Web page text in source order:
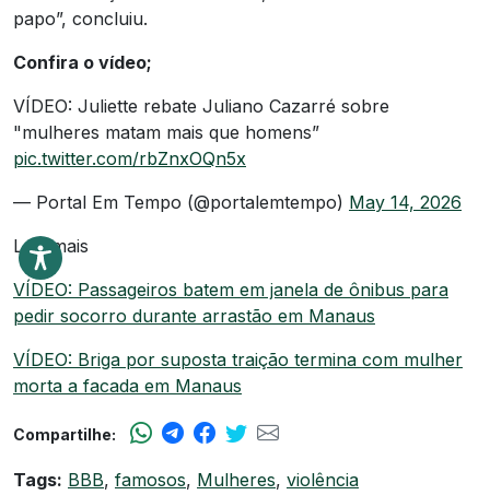
papo”, concluiu.
Confira o vídeo;
VÍDEO: Juliette rebate Juliano Cazarré sobre
"mulheres matam mais que homens”
pic.twitter.com/rbZnxOQn5x
— Portal Em Tempo (@portalemtempo) May 14, 2026
Leia mais
VÍDEO: Passageiros batem em janela de ônibus para
pedir socorro durante arrastão em Manaus
VÍDEO: Briga por suposta traição termina com mulher
morta a facada em Manaus
Compartilhe:
Tags: BBB, famosos, Mulheres, violência